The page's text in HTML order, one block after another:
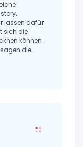
lassen dafür
sich die
können.
sagen die